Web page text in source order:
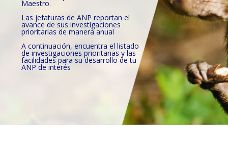
Maestro.
Las jefaturas de ANP reportan el
avance de sus investigaciones
prioritarias de manera anual
A continuación, encuentra el listado
de investigaciones prioritarias y las
facilidades para su desarrollo de tu
ANP de interés